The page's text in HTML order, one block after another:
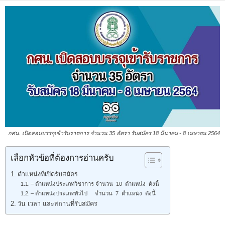
กศน. เปิดสอบบรรจุเข้ารับราชการ จำนวน 35 อัตรา รับสมัคร 18 มีนาคม - 8 เมษายน 2564
เลือกหัวข้อที่ต้องการอ่านครับ
ตำแหน่งที่เปิดรับสมัคร
– ตำแหน่งประเภทวิชาการ จำนวน 10 ตำแหน่ง ดังนี้
– ตำแหน่งประเภททั่วไป จำนวน 7 ตำแหน่ง ดังนี้
วัน เวลา และสถานที่รับสมัคร